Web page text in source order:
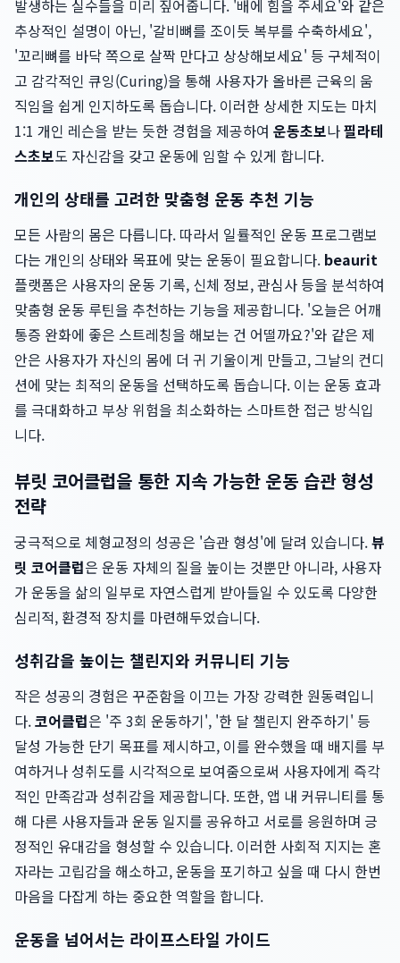
발생하는 실수들을 미리 짚어줍니다. '배에 힘을 주세요'와 같은
추상적인 설명이 아닌, '갈비뼈를 조이듯 복부를 수축하세요',
'꼬리뼈를 바닥 쪽으로 살짝 만다고 상상해보세요' 등 구체적이
고 감각적인 큐잉(Curing)을 통해 사용자가 올바른 근육의 움
직임을 쉽게 인지하도록 돕습니다. 이러한 상세한 지도는 마치
1:1 개인 레슨을 받는 듯한 경험을 제공하여 운동초보나필라테
스초보도 자신감을 갖고 운동에 임할 수 있게 합니다.
개인의 상태를 고려한 맞춤형 운동 추천 기능
모든 사람의 몸은 다릅니다. 따라서 일률적인 운동 프로그램보
다는 개인의 상태와 목표에 맞는 운동이 필요합니다. beaurit
플랫폼은 사용자의 운동 기록, 신체 정보, 관심사 등을 분석하여
맞춤형 운동 루틴을 추천하는 기능을 제공합니다. '오늘은 어깨
통증 완화에 좋은 스트레칭을 해보는 건 어떨까요?'와 같은 제
안은 사용자가 자신의 몸에 더 귀 기울이게 만들고, 그날의 컨디
션에 맞는 최적의 운동을 선택하도록 돕습니다. 이는 운동 효과
를 극대화하고 부상 위험을 최소화하는 스마트한 접근 방식입
니다.
뷰릿 코어클럽을 통한 지속 가능한 운동 습관 형성
전략
궁극적으로 체형교정의 성공은 '습관 형성'에 달려 있습니다.뷰
릿 코어클럽은 운동 자체의 질을 높이는 것뿐만 아니라, 사용자
가 운동을 삶의 일부로 자연스럽게 받아들일 수 있도록 다양한
심리적, 환경적 장치를 마련해두었습니다.
성취감을 높이는 챌린지와 커뮤니티 기능
작은 성공의 경험은 꾸준함을 이끄는 가장 강력한 원동력입니
다.코어클럽은 '주 3회 운동하기', '한 달 챌린지 완주하기' 등
달성 가능한 단기 목표를 제시하고, 이를 완수했을 때 배지를 부
여하거나 성취도를 시각적으로 보여줌으로써 사용자에게 즉각
적인 만족감과 성취감을 제공합니다. 또한, 앱 내 커뮤니티를 통
해 다른 사용자들과 운동 일지를 공유하고 서로를 응원하며 긍
정적인 유대감을 형성할 수 있습니다. 이러한 사회적 지지는 혼
자라는 고립감을 해소하고, 운동을 포기하고 싶을 때 다시 한번
마음을 다잡게 하는 중요한 역할을 합니다.
운동을 넘어서는 라이프스타일 가이드